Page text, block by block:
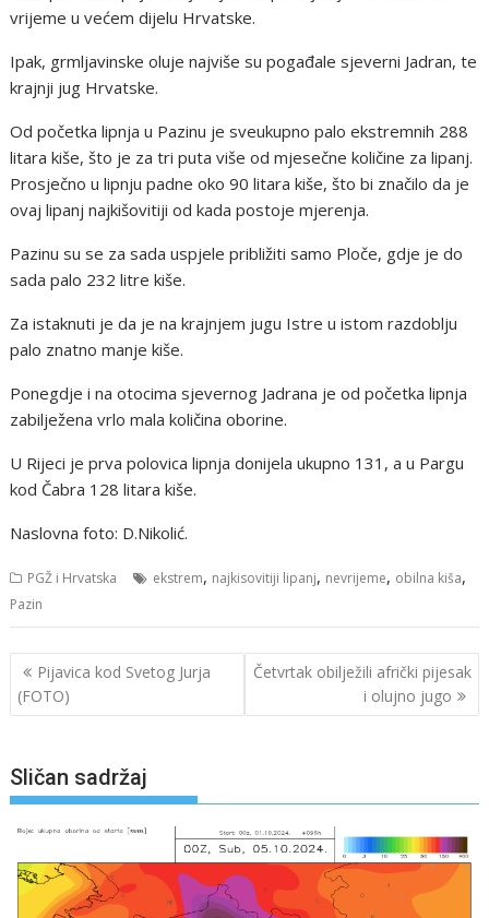
vrijeme u većem dijelu Hrvatske.
Ipak, grmljavinske oluje najviše su pogađale sjeverni Jadran, te
krajnji jug Hrvatske.
Od početka lipnja u Pazinu je sveukupno palo ekstremnih 288
litara kiše, što je za tri puta više od mjesečne količine za lipanj.
Prosječno u lipnju padne oko 90 litara kiše, što bi značilo da je
ovaj lipanj najkišovitiji od kada postoje mjerenja.
Pazinu su se za sada uspjele približiti samo Ploče, gdje je do
sada palo 232 litre kiše.
Za istaknuti je da je na krajnjem jugu Istre u istom razdoblju
palo znatno manje kiše.
Ponegdje i na otocima sjevernog Jadrana je od početka lipnja
zabilježena vrlo mala količina oborine.
U Rijeci je prva polovica lipnja donijela ukupno 131, a u Pargu
kod Čabra 128 litara kiše.
Naslovna foto: D.Nikolić.
PGŽ i Hrvatska ekstrem, najkisovitiji lipanj, nevrijeme, obilna kiša,
Pazin
Navigacija
objava
Pijavica kod Svetog Jurja
(FOTO)
Četvrtak obilježili afrički pijesak
i olujno jugo
Sličan sadržaj